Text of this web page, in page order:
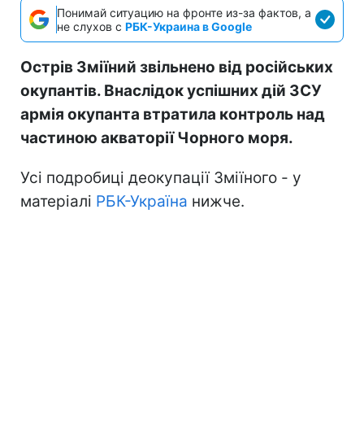
Понимай ситуацию на фронте из-за фактов, а
не слухов с РБК-Украина в Google
Острів Зміїний звільнено від російських
окупантів. Внаслідок успішних дій ЗСУ
армія окупанта втратила контроль над
частиною акваторії Чорного моря.
Усі подробиці деокупації Зміїного - у
матеріалі РБК-Україна нижче.